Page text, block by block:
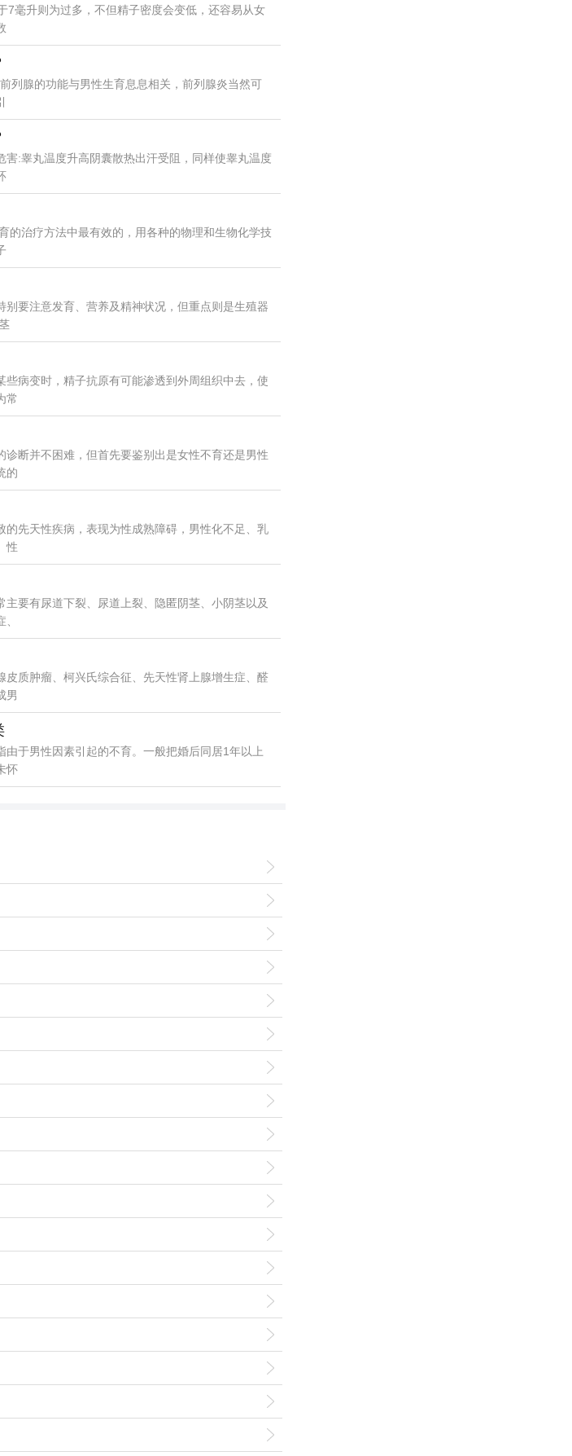
毫升则为过多，不但精子密度会变低，还容易从女
列腺的功能与男性生育息息相关，前列腺炎当然可
害:睾丸温度升高阴囊散热出汗受阻，同样使睾丸温度
的治疗方法中最有效的，用各种的物理和生物化学技
别要注意发育、营养及精神状况，但重点则是生殖器
些病变时，精子抗原有可能渗透到外周组织中去，使
常
诊断并不困难，但首先要鉴别出是女性不育还是男性
的
的先天性疾病，表现为性成熟障碍，男性化不足、乳
性
主要有尿道下裂、尿道上裂、隐匿阴茎、小阴茎以及
皮质肿瘤、柯兴氏综合征、先天性肾上腺增生症、醛
男
由于男性因素引起的不育。一般把婚后同居1年以上
怀